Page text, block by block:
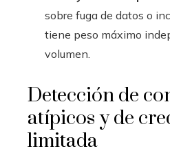
sobre fuga de datos o
tiene peso máximo
volumen.
Detección de
atípicos y de
limitada